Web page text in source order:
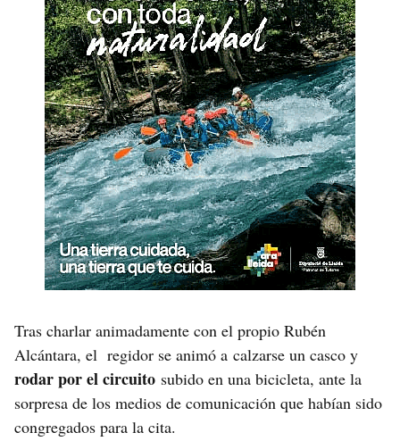
Tras charlar animadamente con el propio Rubén
Alcántara, el regidor se animó a calzarse un casco y
rodar por el circuito subido en una bicicleta, ante la
sorpresa de los medios de comunicación que habían sido
congregados para la cita.